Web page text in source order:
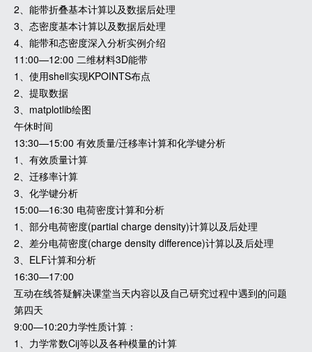
2、能带折叠基本计算以及数据后处理
3、态密度基本计算以及数据后处理
4、能带和态密度深入分析实例介绍
11:00—12:00 二维材料3D能带
1、使用shell实现KPOINTS布点
2、提取数据
3、matplotlib绘图
午休时间
13:30—15:00 有效质量/迁移率计算和化学键分析
1、有效质量计算
2、迁移率计算
3、化学键分析
15:00—16:30 电荷密度计算和分析
1、部分电荷密度(partial charge density)计算以及后处理
2、差分电荷密度(charge density difference)计算以及后处理
3、ELF计算和分析
16:30—17:00
互动在线答疑解决课堂当天内容以及自己研究过程中遇到的问题
第四天
9:00—10:20力学性质计算：
1、力学常数Cij等以及各种模量的计算